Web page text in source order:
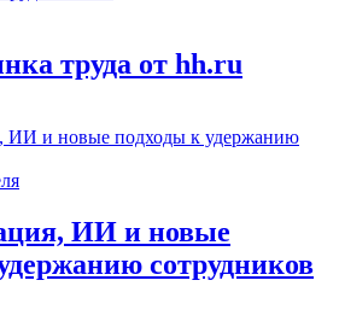
труда от hh.ru
ИИ и новые
сотрудников